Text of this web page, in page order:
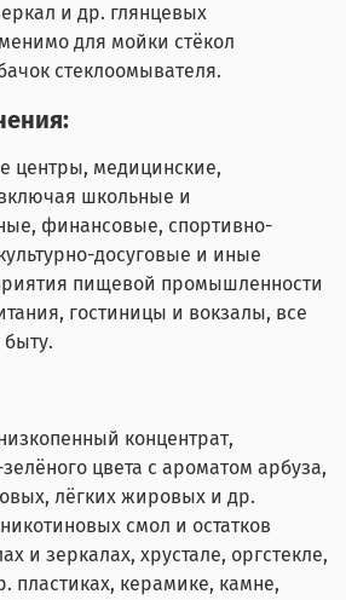
и др. глянцевых
для мойки стёкол
стеклоомывателя.
центры, медицинские,
школьные и
финансовые, спортивно-
досуговые и иные
пищевой промышленности
гостиницы и вокзалы, все
концентрат,
цвета с ароматом арбуза,
лёгких жировых и др.
смол и остатков
и зеркалах, хрустале, оргстекле,
пластиках, керамике, камне,